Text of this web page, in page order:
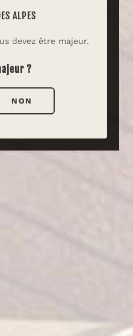
ALPES
devez être majeur.
?
NON